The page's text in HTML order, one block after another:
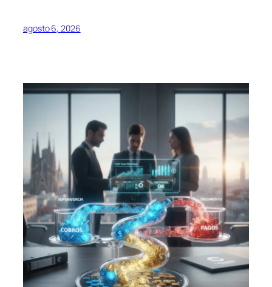
agosto 6, 2026